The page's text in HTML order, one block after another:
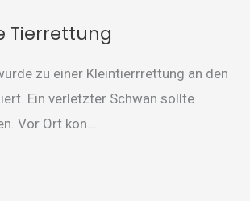
Tierrettung
zu einer Kleintierrrettung an den
Ein verletzter Schwan sollte
Vor Ort kon...